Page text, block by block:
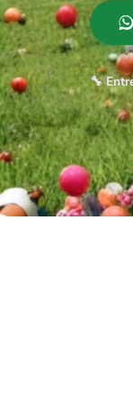
🔧